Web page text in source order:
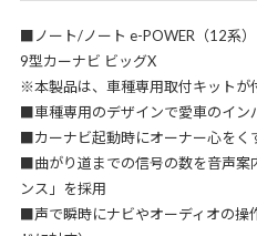
■ノート/ノート e-POWER（12系
9型カーナビ ビッグX
※本製品は、車種専用取付キットが
■車種専用のデザインで愛車のイン
■カーナビ起動時にオーナー心をく
■曲がり道までの信号の数を音声案
ンス」を採用
■声で瞬時にナビやオーディオの操